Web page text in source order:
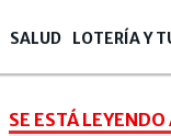
SALUD LOTERÍA Y
SE ESTÁ